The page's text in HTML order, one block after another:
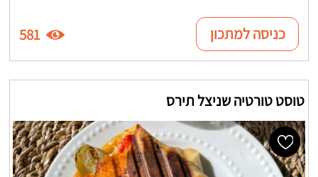
כניסה למתכון 581
טוסט טורטיה שניצל תירס